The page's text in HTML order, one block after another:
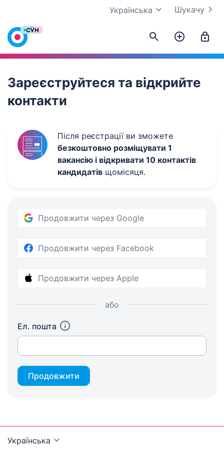
Шукачу
Українська
Work.ua
Зареєструйтеся та відкрийте
контакти
Після реєстрації ви зможете
безкоштовно розміщувати 1
вакансію і відкривати 10 контактів
кандидатів щомісяця.
Продовжити через Google
Продовжити через Facebook
Продовжити через Apple
або
Ел. пошта
Продовжити
Українська